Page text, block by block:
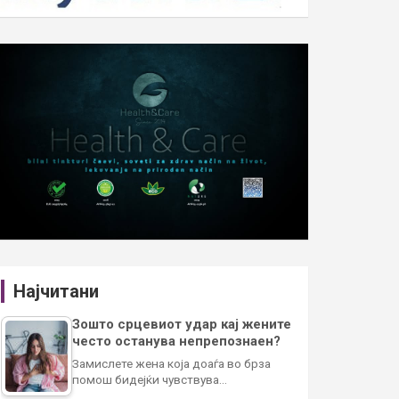
Најчитани
Зошто срцевиот удар кај жените
често останува непрепознаен?
Замислете жена која доаѓа во брза
помош бидејќи чувствува…